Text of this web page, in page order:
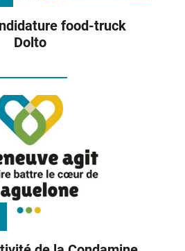
food-truck
Dolto